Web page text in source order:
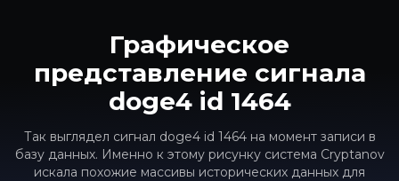
Графическое
представление сигнала
doge4 id 1464
Так выглядел сигнал doge4 id 1464 на момент записи в
базу данных. Именно к этому рисунку система Cryptanov
искала похожие массивы исторических данных для